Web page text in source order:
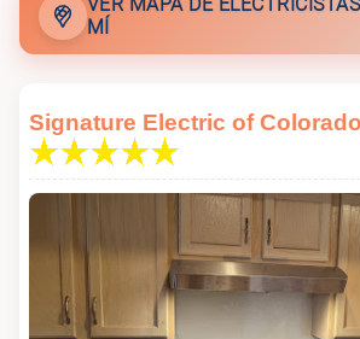
VER MAPA DE
MÍ
Signature Electric of